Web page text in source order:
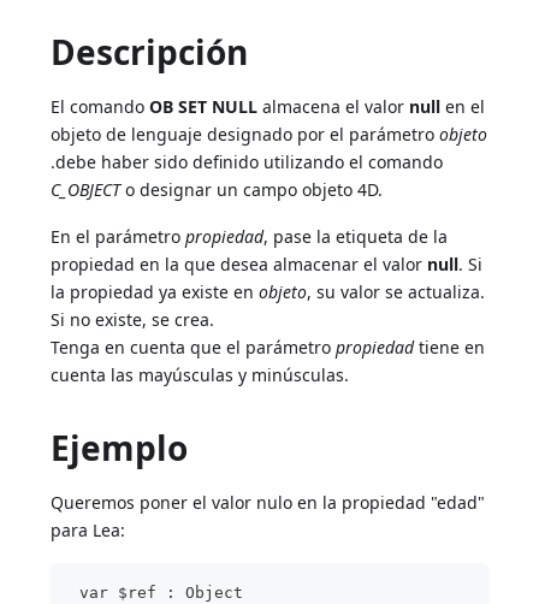
Descripción
El comandoOB SET NULL almacena el valor null en el
objeto de lenguaje designado por el parámetroobjeto
.debe haber sido definido utilizando el comando
C_OBJECTo designar un campo objeto 4D.
En el parámetropropiedad, pase la etiqueta de la
propiedad en la que desea almacenar el valor null. Si
la propiedad ya existe enobjeto, su valor se actualiza.
Si no existe, se crea.
Tenga en cuenta que el parámetropropiedadtiene en
cuenta las mayúsculas y minúsculas.
Ejemplo
Queremos poner el valor nulo en la propiedad "edad"
para Lea:
var $ref : Object